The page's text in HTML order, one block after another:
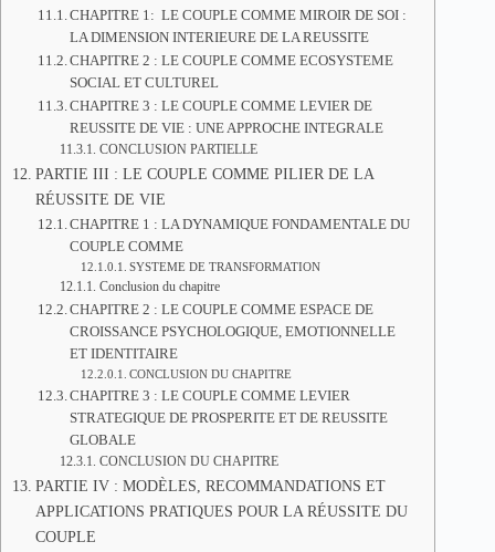
CHAPITRE 1: LE COUPLE COMME MIROIR DE SOI :
LA DIMENSION INTERIEURE DE LA REUSSITE
CHAPITRE 2 : LE COUPLE COMME ECOSYSTEME
SOCIAL ET CULTUREL
CHAPITRE 3 : LE COUPLE COMME LEVIER DE
REUSSITE DE VIE : UNE APPROCHE INTEGRALE
CONCLUSION PARTIELLE
PARTIE III : LE COUPLE COMME PILIER DE LA
RÉUSSITE DE VIE
CHAPITRE 1 : LA DYNAMIQUE FONDAMENTALE DU
COUPLE COMME
SYSTEME DE TRANSFORMATION
Conclusion du chapitre
CHAPITRE 2 : LE COUPLE COMME ESPACE DE
CROISSANCE PSYCHOLOGIQUE, EMOTIONNELLE
ET IDENTITAIRE
CONCLUSION DU CHAPITRE
CHAPITRE 3 : LE COUPLE COMME LEVIER
STRATEGIQUE DE PROSPERITE ET DE REUSSITE
GLOBALE
CONCLUSION DU CHAPITRE
PARTIE IV : MODÈLES, RECOMMANDATIONS ET
APPLICATIONS PRATIQUES POUR LA RÉUSSITE DU
COUPLE